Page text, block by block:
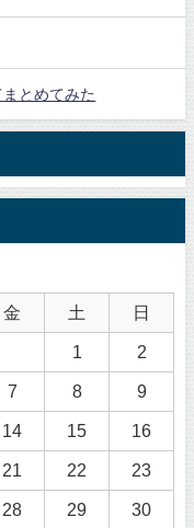
とめてみた
金 土 日
1 2
7 8 9
14 15 16
21 22 23
28 29 30